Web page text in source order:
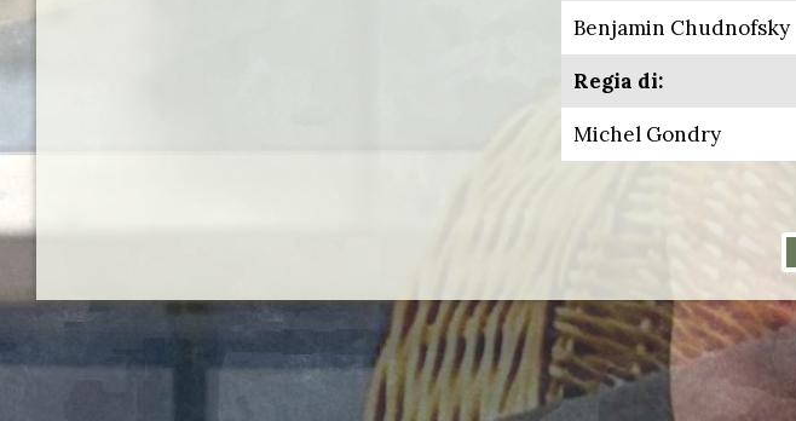
Benjamin Chudnofsky
Regia di:
Michel Gondry